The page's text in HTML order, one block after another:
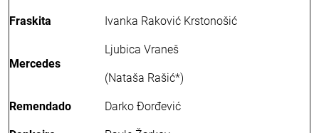
Fraskita Ivanka Raković Krstonošić
Mercedes
Ljubica Vraneš
(Nataša Rašić*)
Remendado Darko Đorđević